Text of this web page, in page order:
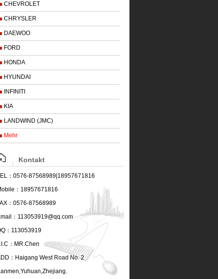
CHEVROLET
CHRYSLER
DAEWOO
FORD
HONDA
HYUNDAI
INFINITI
KIA
LANDWIND (JMC)
Mehr
Kontakt
： 0576-87568989|18957671816
： 18957671816
： 0576-87568989
： 113053919@qq.com
： 113053919
： MR.Chen
： Haigang West Road No. 2